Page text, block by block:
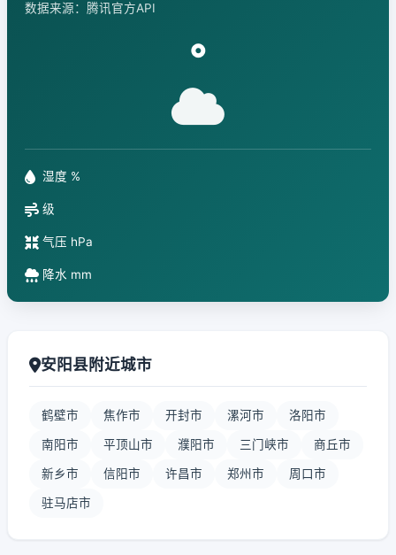
数据来源：腾讯官方API
°
湿度 %
级
气压 hPa
降水 mm
安阳县附近城市
鹤壁市 焦作市 开封市 漯河市 洛阳市
南阳市 平顶山市 濮阳市 三门峡市 商丘市
新乡市 信阳市 许昌市 郑州市 周口市
驻马店市